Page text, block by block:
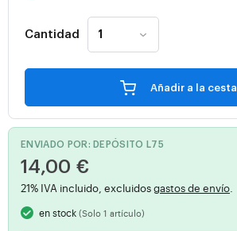
Cantidad
Añadir a la cesta
ENVIADO POR: DEPÓSITO L75
14,00 €
21% IVA incluido, excluidosgastos de envío
en stock(Solo 1 artículo)